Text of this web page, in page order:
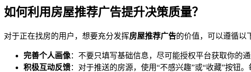
如何利用房屋推荐广告提升决策质量？
对于正在找房的用户，想要充分发挥房屋推荐广告的价值，可以遵循以
完善个人画像：不要只填写基础信息，尽可能授权平台获取你的
积极互动反馈：对于推送的房源，使用“不感兴趣”或“收藏”按钮